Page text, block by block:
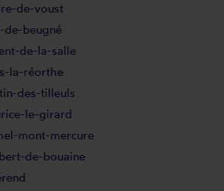
de-voust
de-beugné
de-la-salle
la-réorthe
des-tilleuls
le-girard
mont-mercure
de-bouaine